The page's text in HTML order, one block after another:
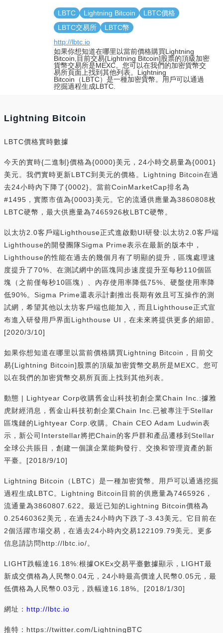
LBTC Lightning Bitcoin
LBTC價格
LBTC交易所
LBTC幣
http://lbtc.io
如果你想知道在哪里以當前價格購買Lightning
Bitcoin,目前交易{Lightning Bitcoin]股票的頂級加密
貨幣交易所是MEXC。您可以在我們的加密貨幣交
易所頁面上找到其他列表。Lightning
Bitcoin（LBTC）是一種加密貨幣。用戶可以通過
挖掘過程生成LBTC.
Lightning Bitcoin
LBTC價格實時數據
今天的實時{二進制}價格為{0000}美元，24小時交易量為{0001}
美元。我們實時更新LBTC到美元的價格。Lightning Bitcoin在過
去24小時內下降了{0002}。當前CoinMarketCap排名為
#1495，實際市值為{0003}美元。它的流通供應量為3860808枚
LBTC硬幣，最大供應量為7465926枚LBTC硬幣。
以太坊2.0客戶端Lighthouse正式進啟動UI研發:以太坊2.0客戶端
Lighthouse的開發團隊Sigma Prime表示在最新的版本中，
Lighthouse的性能在過去的幾個月有了明顯的提升，區塊處理速
度提升了70%、在測試網中的區塊同步速度提升至每秒110個區
塊（之前僅每秒10區塊）、內存使用率降低75%、硬盤使用率降
低90%。Sigma Prime還表示計劃推出長期有效且可互操作的測
試網，希望其他以太坊客戶端也能加入，而且Lighthouse正式宣
布進入研發用戶界面Lighthouse UI，在未來將提供更多的細節。
[2020/3/10]
如果你想知道在哪里以當前價格購買Lightning Bitcoin，目前交
易{Lightning Bitcoin]股票的頂級加密貨幣交易所是MEXC。您可
以在我們的加密貨幣交易所頁面上找到其他列表。
動態 | Lightyear Corp收購舊金山科技初創企業Chain Inc.:據雅
虎財經消息，舊金山科技初創企業Chain Inc.已被專注于Stellar
區塊鏈的Lightyear Corp.收購。Chain CEO Adam Ludwin表
示，新公司Interstellar將把Chain的客戶群和產品遷移到Stellar
全球公共賬目，創建一個讓企業能夠發行、交換和管理資產的新
平臺。[2018/9/10]
Lightning Bitcoin（LBTC）是一種加密貨幣。用戶可以通過挖掘
過程生成LBTC。Lightning Bitcoin目前的供應量為7465926，
流通量為3860807.622。最近已知的Lightning Bitcoin價格為
0.25460362美元，在過去24小時內下跌了-3.43美元。它目前在
2個活躍市場交易，在過去24小時內交易122109.79美元。更多
信息請訪問http://lbtc.io/。
LIGHT跌幅達16.18%:根據OKEx交易平臺數據顯示，LIGHT最
新成交價格為人民幣0.04元，24小時最高價達人民幣0.05元，最
低價格為人民幣0.03元，跌幅達16.18%。[2018/1/30]
網址： http://lbtc.io
推特：https://twitter.com/LightningBTC